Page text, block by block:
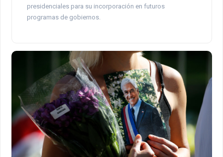
presidenciales para su incorporación en futuros
programas de gobiernos.